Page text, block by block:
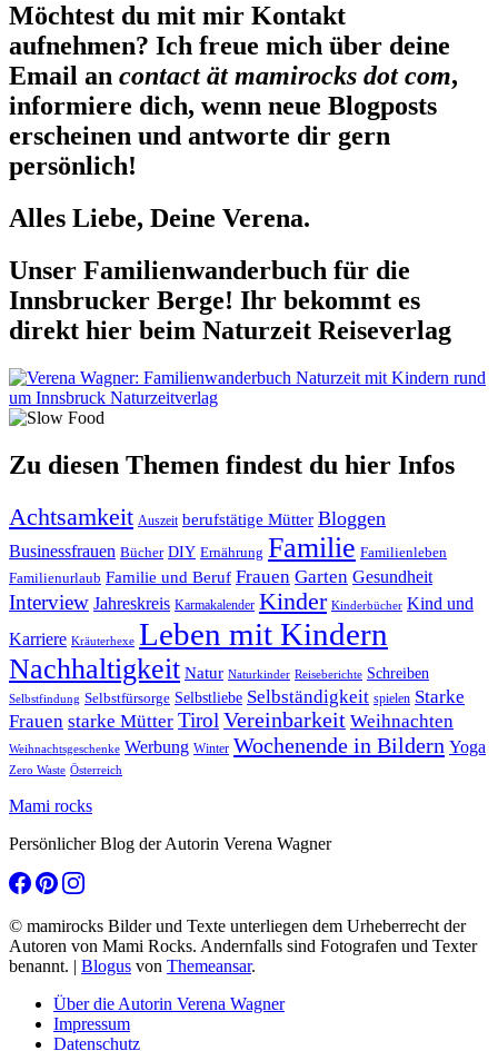
Möchtest du mit mir Kontakt
aufnehmen? Ich freue mich über deine
Email an contact ät mamirocks dot com,
informiere dich, wenn neue Blogposts
erscheinen und antworte dir gern
persönlich!
Alles Liebe, Deine Verena.
Unser Familienwanderbuch für die
Innsbrucker Berge! Ihr bekommt es
direkt hier beim Naturzeit Reiseverlag
Zu diesen Themen findest du hier Infos
Achtsamkeit Auszeit berufstätige Mütter Bloggen
Businessfrauen Bücher DIY Ernährung Familie Familienleben
Familienurlaub Familie und Beruf Frauen Garten Gesundheit
Interview Jahreskreis Karmakalender Kinder Kinderbücher Kind und
Karriere Kräuterhexe Leben mit Kindern
Nachhaltigkeit Natur Naturkinder Reiseberichte Schreiben
Selbstfindung Selbstfürsorge Selbstliebe Selbständigkeit spielen Starke
Frauen starke Mütter Tirol Vereinbarkeit Weihnachten
Weihnachtsgeschenke Werbung Winter Wochenende in Bildern Yoga
Zero Waste Österreich
Mami rocks
Persönlicher Blog der Autorin Verena Wagner
© mamirocks Bilder und Texte unterliegen dem Urheberrecht der
Autoren von Mami Rocks. Andernfalls sind Fotografen und Texter
benannt. | Blogus von Themeansar.
Über die Autorin Verena Wagner
Impressum
Datenschutz